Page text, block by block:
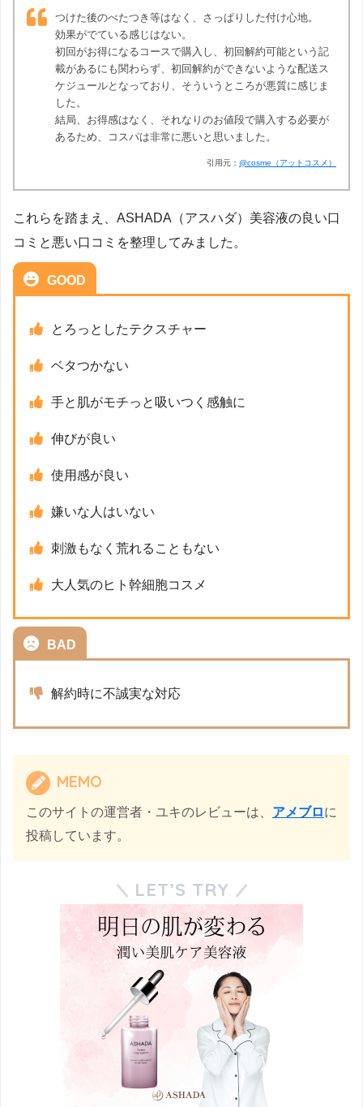
つけた後のべたつき等はなく、さっぱりした付け心地。
効果がでている感じはない。
初回がお得になるコースで購入し、初回解約可能という記
載があるにも関わらず、初回解約ができないような配送ス
ケジュールとなっており、そういうところが悪質に感じま
した。
結局、お得感はなく、それなりのお値段で購入する必要が
あるため、コスパは非常に悪いと思いました。
引用元： @cosme（アットコスメ）
これらを踏まえ、ASHADA（アスハダ）美容液の良い口
コミと悪い口コミを整理してみました。
GOOD
とろっとしたテクスチャー
ベタつかない
手と肌がモチっと吸いつく感触に
伸びが良い
使用感が良い
嫌いな人はいない
刺激もなく荒れることもない
大人気のヒト幹細胞コスメ
BAD
解約時に不誠実な対応
MEMO
このサイトの運営者・ユキのレビューは、 アメブロに
投稿しています。
LET’S TRY